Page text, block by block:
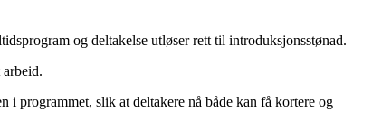
og deltakelse utløser rett til introduksjonsstønad.
i programmet, slik at deltakere nå både kan få kortere og